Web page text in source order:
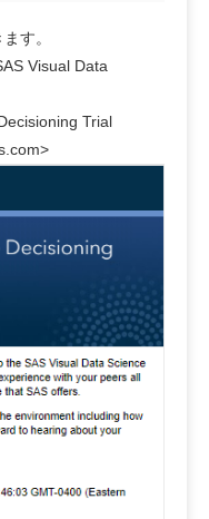
す。
Visual Data
Trial